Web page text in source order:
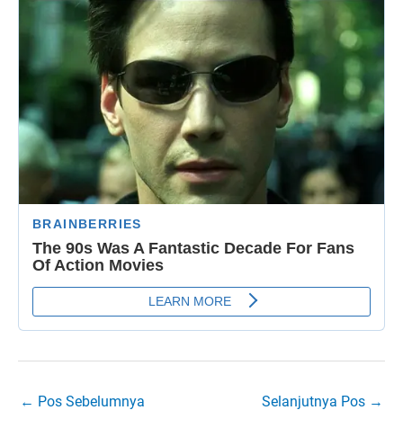
← Pos Sebelumnya Selanjutnya Pos →